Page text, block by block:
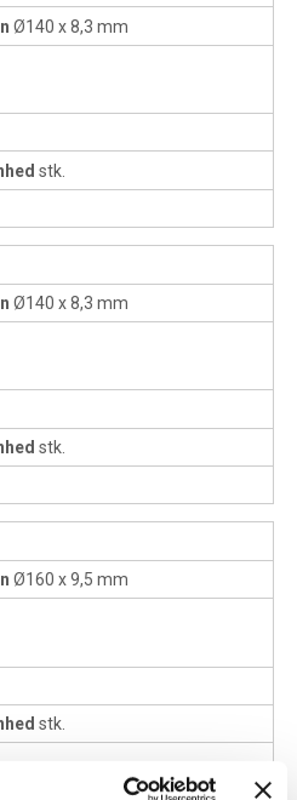
Ø140 x 8,3 mm
stk.
Ø140 x 8,3 mm
stk.
Ø160 x 9,5 mm
stk.